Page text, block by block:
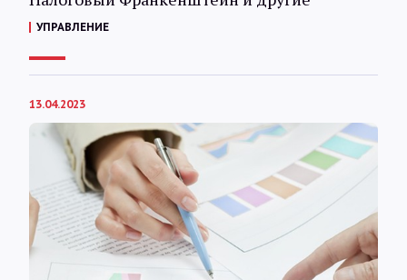
УПРАВЛЕНИЕ
13.04.2023